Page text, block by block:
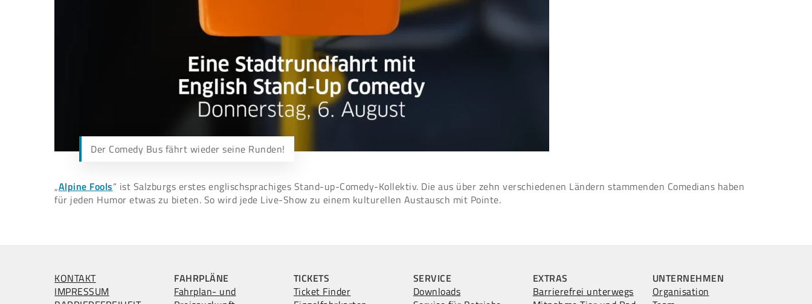
Der Comedy Bus fährt wieder seine Runden!
„Alpine Fools“ ist Salzburgs erstes englischsprachiges Stand-up-Comedy-Kollektiv. Die aus über zehn verschiedenen Ländern stammenden Comedians haben
für jeden Humor etwas zu bieten. So wird jede Live-Show zu einem kulturellen Austausch mit Pointe.
KONTAKT
IMPRESSUM
FAHRPLÄNE
Fahrplan- und
TICKETS
Ticket Finder
SERVICE
Downloads
EXTRAS
Barrierefrei unterwegs
UNTERNEHMEN
Organisation